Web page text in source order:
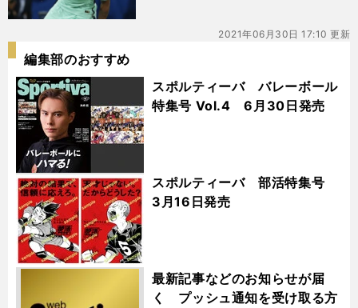
2021年06月30日 17:10 更新
編集部のおすすめ
スポルティーバ バレーボール
特集号 Vol.4 6月30日発売
スポルティーバ 部活特集号
3月16日発売
最新記事などのお知らせが届
く プッシュ通知を受け取る方